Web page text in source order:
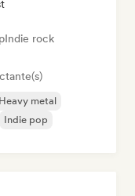
Indie rock
metal
Indie pop